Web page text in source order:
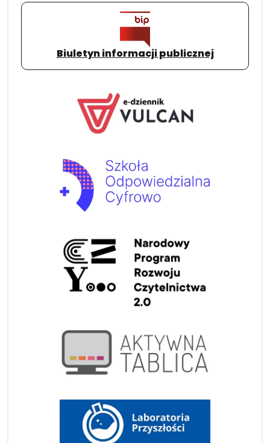
Biuletyn informacji publicznej